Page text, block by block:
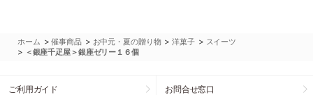
ホーム >催事商品 > お中元・夏の贈り物 >洋菓子 > スイーツ
> ＜銀座千疋屋＞銀座ゼリー１６個
ご利用ガイド お問合せ窓口